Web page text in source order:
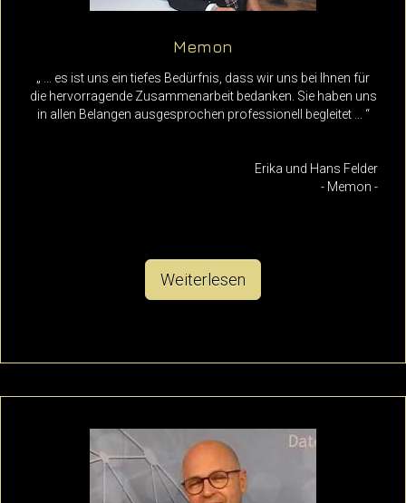
Memon
„ ... es ist uns ein tiefes Bedürfnis, dass wir uns bei Ihnen für
die hervorragende Zusammenarbeit bedanken. Sie haben uns
in allen Belangen ausgesprochen professionell begleitet ... “
Erika und Hans Felder
- Memon -
Weiterlesen